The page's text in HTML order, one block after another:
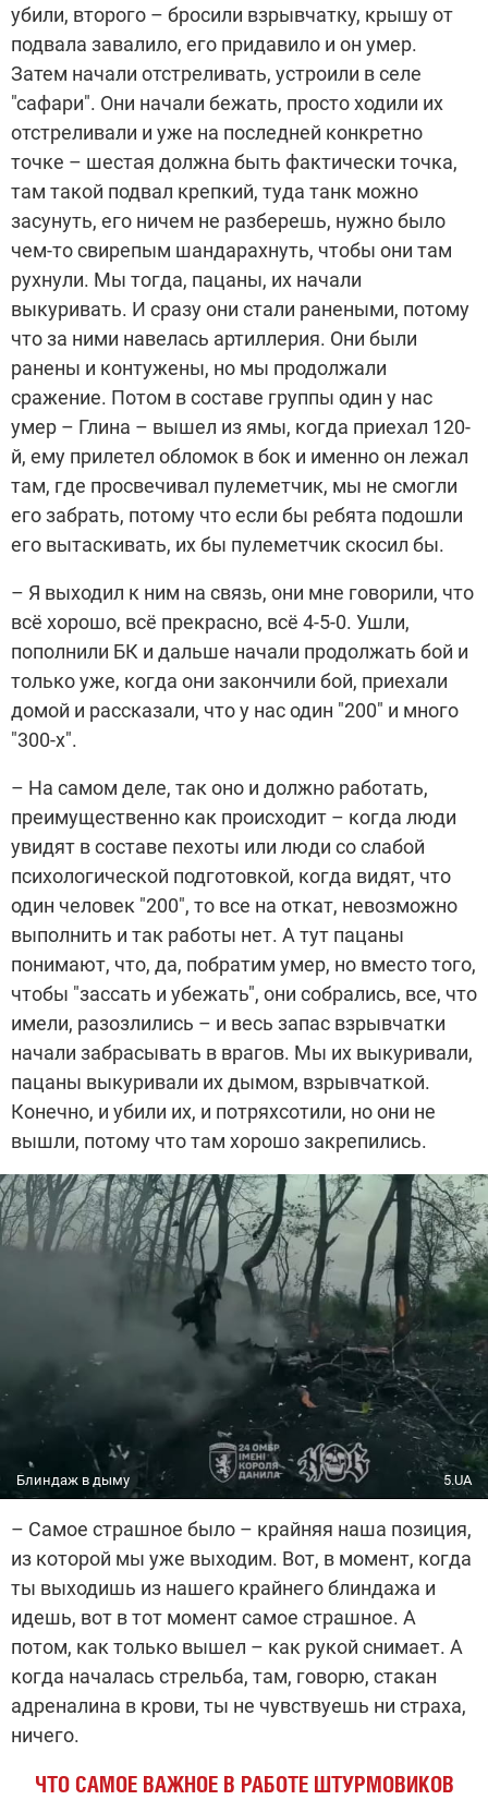
убили, второго – бросили взрывчатку, крышу от
подвала завалило, его придавило и он умер.
Затем начали отстреливать, устроили в селе
"сафари". Они начали бежать, просто ходили их
отстреливали и уже на последней конкретно
точке – шестая должна быть фактически точка,
там такой подвал крепкий, туда танк можно
засунуть, его ничем не разберешь, нужно было
чем-то свирепым шандарахнуть, чтобы они там
рухнули. Мы тогда, пацаны, их начали
выкуривать. И сразу они стали ранеными, потому
что за ними навелась артиллерия. Они были
ранены и контужены, но мы продолжали
сражение. Потом в составе группы один у нас
умер – Глина – вышел из ямы, когда приехал 120-
й, ему прилетел обломок в бок и именно он лежал
там, где просвечивал пулеметчик, мы не смогли
его забрать, потому что если бы ребята подошли
его вытаскивать, их бы пулеметчик скосил бы.
– Я выходил к ним на связь, они мне говорили, что
всё хорошо, всё прекрасно, всё 4-5-0. Ушли,
пополнили БК и дальше начали продолжать бой и
только уже, когда они закончили бой, приехали
домой и рассказали, что у нас один "200" и много
"300-х".
– На самом деле, так оно и должно работать,
преимущественно как происходит – когда люди
увидят в составе пехоты или люди со слабой
психологической подготовкой, когда видят, что
один человек "200", то все на откат, невозможно
выполнить и так работы нет. А тут пацаны
понимают, что, да, побратим умер, но вместо того,
чтобы "зассать и убежать", они собрались, все, что
имели, разозлились – и весь запас взрывчатки
начали забрасывать в врагов. Мы их выкуривали,
пацаны выкуривали их дымом, взрывчаткой.
Конечно, и убили их, и потряхсотили, но они не
вышли, потому что там хорошо закрепились.
Блиндаж в дыму 5.UA
– Самое страшное было – крайняя наша позиция,
из которой мы уже выходим. Вот, в момент, когда
ты выходишь из нашего крайнего блиндажа и
идешь, вот в тот момент самое страшное. А
потом, как только вышел – как рукой снимает. А
когда началась стрельба, там, говорю, стакан
адреналина в крови, ты не чувствуешь ни страха,
ничего.
ЧТО САМОЕ ВАЖНОЕ В РАБОТЕ ШТУРМОВИКОВ